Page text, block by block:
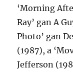
‘Morning
Ray’ gan A
Photo’ gan
(1987), a
Jefferson